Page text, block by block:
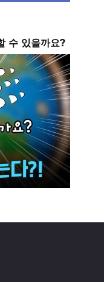
수 있을까요?